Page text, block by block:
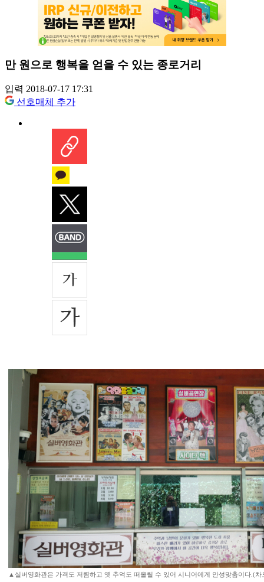
만 원으로 행복을 얻을 수 있는 종로거리
입력 2018-07-17 17:31
선호매체 추가
▲실버영화관은 가격도 저렴하고 옛 추억도 떠올릴 수 있어 시니어에게 안성맞춤이다.(차